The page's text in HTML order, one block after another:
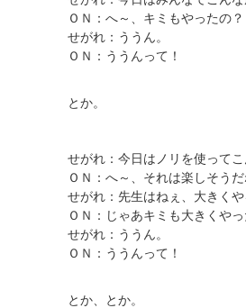
ＯＮ：へ～、キミもやったの？
せがれ：ううん。
ＯＮ：ううんって！
とか。
せがれ：今日はノリを使って
ＯＮ：へ～、それは楽しそうだ
せがれ：先生はねぇ、大きく
ＯＮ：じゃあキミも大きくやっ
せがれ：ううん。
ＯＮ：ううんって！
とか、とか。